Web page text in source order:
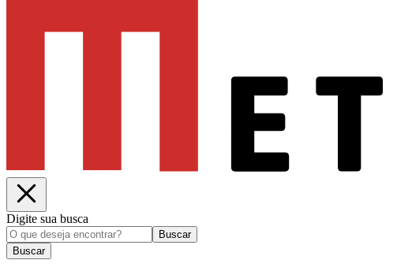
Digite sua busca
Buscar
Buscar